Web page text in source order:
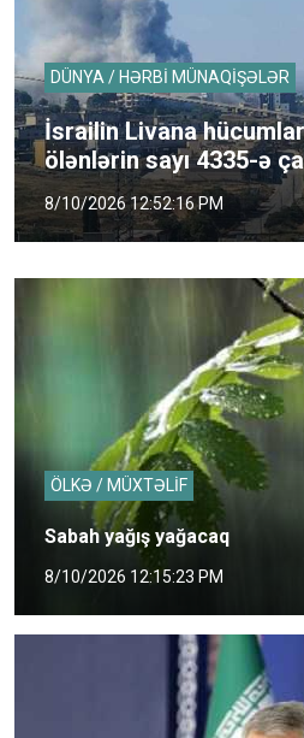
DÜNYA / HƏRBİ MÜNAQİŞƏLƏR
İsrailin Livana
ölənlərin sayı 4335-ə
8/10/2026 12:52:16 PM
ÖLKƏ / MÜXTƏLİF
Sabah yağış yağacaq
8/10/2026 12:15:23 PM